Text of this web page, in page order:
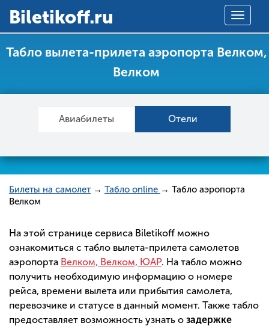
Toggle
Вiletikoff.ru
Табло вылета-прилета аэропорта Велком,
Велком
Авиабилеты Отели
Билеты на самолет → Табло online → Табло аэропорта
Велком
На этой странице сервиса Biletikoff можно
ознакомиться с табло вылета-прилета самолетов
аэропорта Велком, Велком, ЮАР. На табло можно
получить необходимую информацию о номере
рейса, времени вылета или прибытия самолета,
перевозчике и статусе в данный момент. Также табло
предоставляет возможность узнать о задержке